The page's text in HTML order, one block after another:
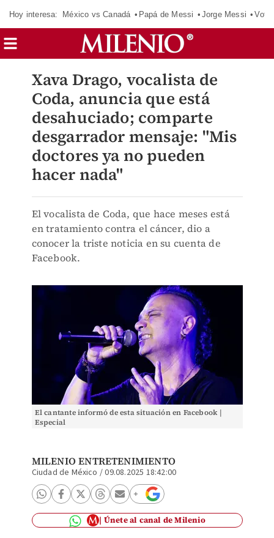
Hoy interesa: México vs Canadá Papá de Messi Jorge Messi
Xava Drago, vocalista de
Coda, anuncia que está
desahuciado; comparte
desgarrador mensaje: "Mis
doctores ya no pueden
hacer nada"
El vocalista de Coda, que hace meses está
en tratamiento contra el cáncer, dio a
conocer la triste noticia en su cuenta de
Facebook.
El cantante informó de esta situación en Facebook |
Especial
MILENIO ENTRETENIMIENTO
Ciudad de México /09.08.2025 18:42:00
Únete al canal de Milenio